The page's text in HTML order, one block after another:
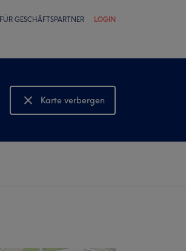
FÜR GESCHÄFTSPARTNER LOGIN
Karte verbergen
Karte anzeigen